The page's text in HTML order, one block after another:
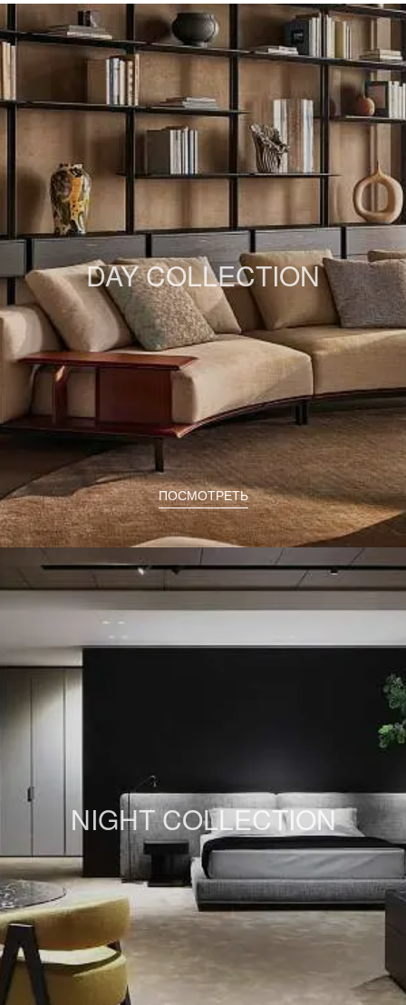
DAY COLLECTION
ПОСМОТРЕТЬ
NIGHT COLLECTION